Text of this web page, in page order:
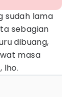
sudah lama
sebagian
dibuang,
masa
lho.